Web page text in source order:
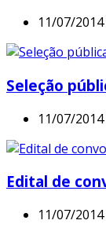
11/07/2014
Seleção
11/07/2014
Edital de
11/07/2014